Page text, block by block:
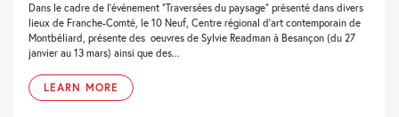
Dans le cadre de l’événement “Traversées du paysage” présenté dans divers
lieux de Franche-Comté, le 10 Neuf, Centre régional d’art contemporain de
Montbéliard, présente des oeuvres de Sylvie Readman à Besançon (du 27
janvier au 13 mars) ainsi que des...
LEARN MORE